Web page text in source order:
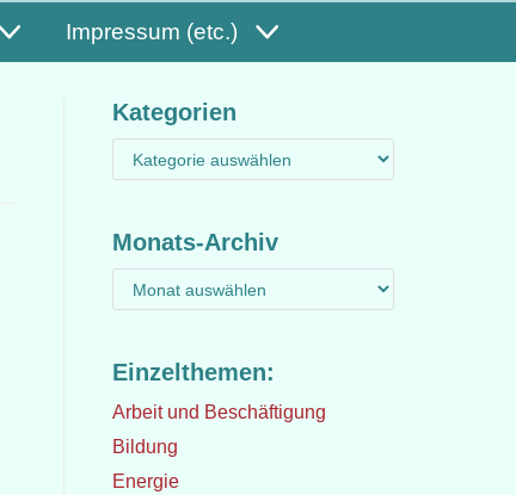
Impressum (etc.)
Kategorien
Monats-Archiv
Einzelthemen:
Arbeit und Beschäftigung
Bildung
Energie